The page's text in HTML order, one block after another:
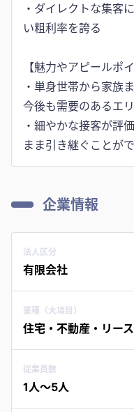
・ダイレクトな集客
い粗利率を誇る
【魅力やアピールポイ
・単身世帯から家族
今後も需要のあるエ
・細やかな接客が評
まま引き継ぐことが
企業情報
法人区分
有限会社
業種（大項目）
住宅・不動産・リー
従業員数
1人〜5人